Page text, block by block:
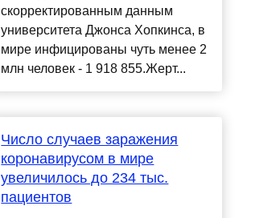
скорректированным данным
университета Джонса Хопкинса, в
мире инфицированы чуть менее 2
млн человек - 1 918 855.Жерт...
Число случаев заражения
коронавирусом в мире
увеличилось до 234 тыс.
пациентов